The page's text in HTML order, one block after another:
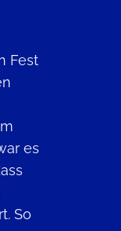
Fest
es
So